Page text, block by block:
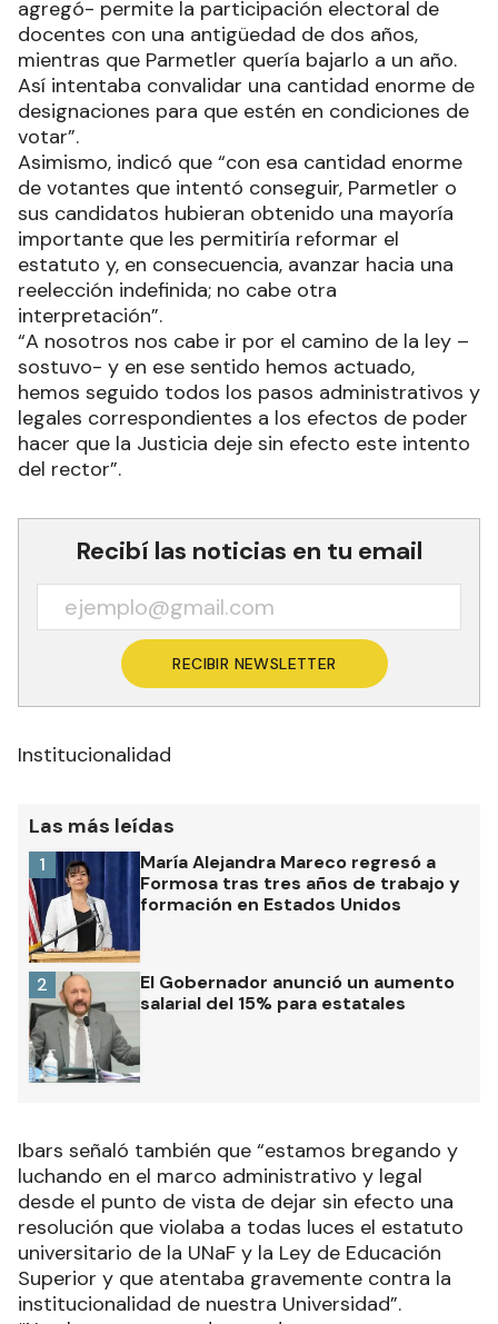
agregó- permite la participación electoral de
docentes con una antigüedad de dos años,
mientras que Parmetler quería bajarlo a un año.
Así intentaba convalidar una cantidad enorme de
designaciones para que estén en condiciones de
votar”.
Asimismo, indicó que “con esa cantidad enorme
de votantes que intentó conseguir, Parmetler o
sus candidatos hubieran obtenido una mayoría
importante que les permitiría reformar el
estatuto y, en consecuencia, avanzar hacia una
reelección indefinida; no cabe otra
interpretación”.
“A nosotros nos cabe ir por el camino de la ley –
sostuvo- y en ese sentido hemos actuado,
hemos seguido todos los pasos administrativos y
legales correspondientes a los efectos de poder
hacer que la Justicia deje sin efecto este intento
del rector”.
Recibí las noticias en tu email
RECIBIR NEWSLETTER
Institucionalidad
Las más leídas
María Alejandra Mareco regresó a
Formosa tras tres años de trabajo y
formación en Estados Unidos
1
El Gobernador anunció un aumento
salarial del 15% para estatales
2
Ibars señaló también que “estamos bregando y
luchando en el marco administrativo y legal
desde el punto de vista de dejar sin efecto una
resolución que violaba a todas luces el estatuto
universitario de la UNaF y la Ley de Educación
Superior y que atentaba gravemente contra la
institucionalidad de nuestra Universidad”.